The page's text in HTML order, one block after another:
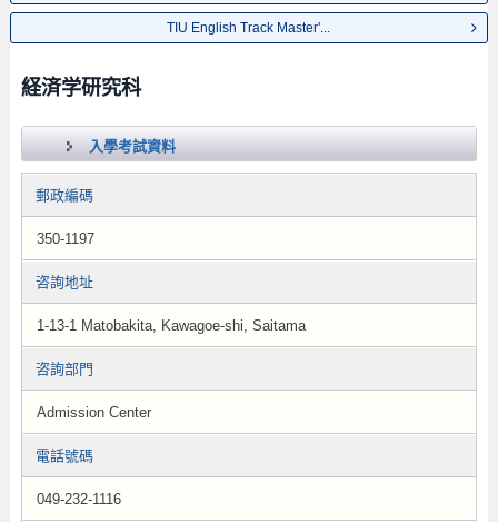
TIU English Track Master'...
経済学研究科
入學考試資料
郵政編碼
350-1197
咨詢地址
1-13-1 Matobakita, Kawagoe-shi, Saitama
咨詢部門
Admission Center
電話號碼
049-232-1116